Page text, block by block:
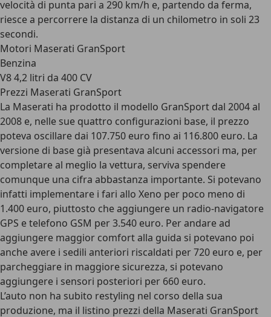
velocità di punta pari a 290 km/h e, partendo da ferma,
riesce a percorrere la distanza di un chilometro in soli 23
secondi.
Motori Maserati GranSport
Benzina
V8 4,2 litri da 400 CV
Prezzi Maserati GranSport
La Maserati ha prodotto il modello GranSport dal 2004 al
2008 e, nelle sue quattro configurazioni base, il prezzo
poteva oscillare dai 107.750 euro fino ai 116.800 euro. La
versione di base già presentava alcuni accessori ma, per
completare al meglio la vettura, serviva spendere
comunque una cifra abbastanza importante. Si potevano
infatti implementare i fari allo Xeno per poco meno di
1.400 euro, piuttosto che aggiungere un radio-navigatore
GPS e telefono GSM per 3.540 euro. Per andare ad
aggiungere maggior comfort alla guida si potevano poi
anche avere i sedili anteriori riscaldati per 720 euro e, per
parcheggiare in maggiore sicurezza, si potevano
aggiungere i sensori posteriori per 660 euro.
L’auto non ha subito restyling nel corso della sua
produzione, ma il listino prezzi della Maserati GranSport